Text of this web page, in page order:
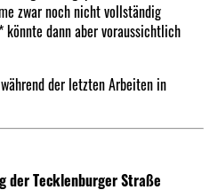
zwar noch nicht vollständig
könnte dann aber voraussichtlich
der letzten Arbeiten in
der Tecklenburger Straße